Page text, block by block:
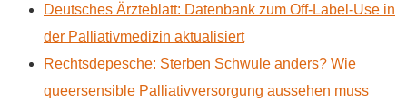
Deutsches Ärzteblatt: Datenbank zum Off-Label-Use in
der Palliativmedizin aktualisiert
Rechtsdepesche: Sterben Schwule anders? Wie
queersensible Palliativversorgung aussehen muss